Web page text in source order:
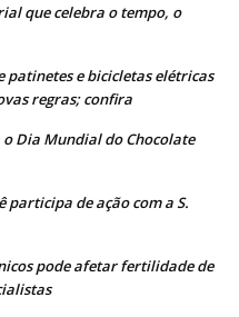
que celebra o tempo, o
patinetes e bicicletas elétricas
regras; confira
o Dia Mundial do Chocolate
participa de ação com a S.
pode afetar fertilidade de